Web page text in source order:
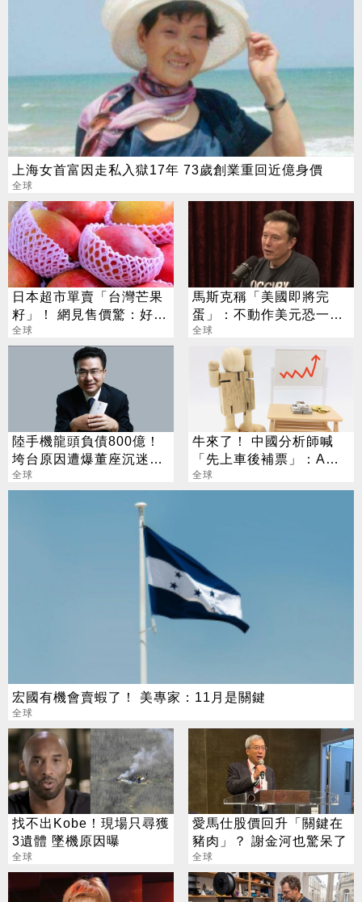
上海女首富因走私入獄17年 73歲創業重回近億身價
全球
日本超市單賣「台灣芒果
籽」！ 網見售價驚：好有
生意頭腦
全球
馬斯克稱「美國即將完
蛋」：不動作美元恐一文
不值
全球
陸手機龍頭負債800億！
垮台原因遭爆董座沉迷這
事？
全球
牛來了！ 中國分析師喊
「先上車後補票」：A股
開盤即收盤
全球
宏國有機會賣蝦了！ 美專家：11月是關鍵
全球
找不出Kobe！現場只尋獲
3遺體 墜機原因曝
全球
愛馬仕股價回升「關鍵在
豬肉」？ 謝金河也驚呆了
全球